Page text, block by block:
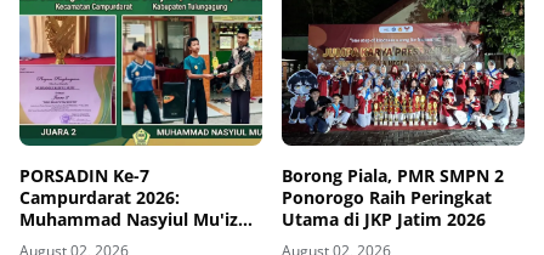
PORSADIN Ke-7
Campurdarat 2026:
Muhammad Nasyiul Mu'iz
Sukses Raih Juara 2 Tenis
August 02, 2026
Borong Piala, PMR SMPN 2
Ponorogo Raih Peringkat
Utama di JKP Jatim 2026
August 02, 2026